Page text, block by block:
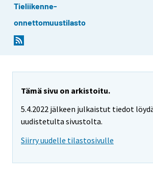
Tieliikenne-
onnettomuustilasto
Tämä sivu on arkistoitu.
5.4.2022 jälkeen julkaistut tiedot
uudistetulta sivustolta.
Siirry uudelle tilastosivulle